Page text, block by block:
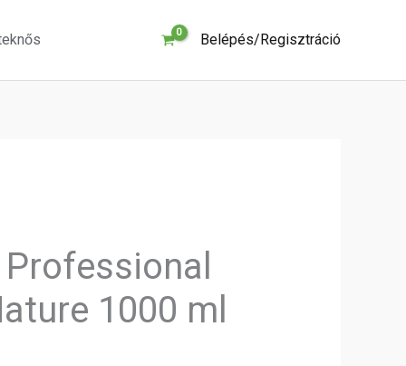
Belépés/Regisztráció
1000 ml
is:
Ft.